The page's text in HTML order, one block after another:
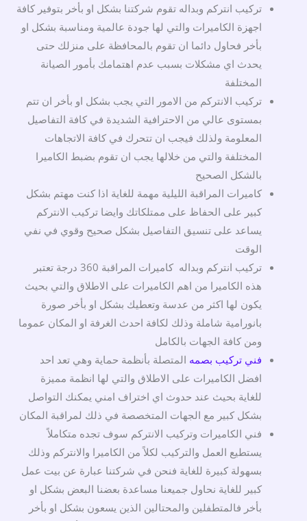
تركيب انتركم وبداله تقوم شركتنا بشكل او بأخر بتوفير كافة
اجهزة الكاميرات والتي لها جودة عالمية ومناسبة بشكل او
بأخر فحاول دائما ان تقوم بالمحافظة على منزلك حتى
يحدث اي مشكلات بسبب عدم اهتمامك بأمور الصيانة
المختلفة
تركيب الانتركم من الامور التي يجب بشكل او بأخر ان تتم
بمستوى عالي من الاحترافية الشديدة في كافة التفاصيل
المعلومة ولذلك فيجب ان تتحرك في كافة الاتجاهات
المختلفة والتي من خلالها يجب ان تقوم بضبط الكاميرا
بالشكل الصحيح
كاميرات المراقبة الليلية مهمة للغاية اذا كنت مهتم بشكل
كبير على الحفاظ على ممتلكاتك وايضا تركيب الانتركم
يساعد على تنسيق التفاصيل بشكل صحيح وقوي في نفي
الوقت
تركيب انتركم وبداله كاميرات المراقبة 360 درجة تعتبر
هذه الكاميرا من اهم الكاميرات على الاطلاق والتي بحيث
يكون لها اكثر من عدسة وتعطيك بشكل او بأخر صورة
بانورامية شاملة وذلك لكافة احدث الغرفة او المكان عموما
ومن كافة الجهات بالكامل
فني تركيب بصمه المتصلة بأنظمة حماية وهي تعد احد
افضل الكاميرات على الاطلاق والتي لها انظمة مميزة
للغاية بحيث عند حدوث اي اختراف امني يمكنك التواصل
بشكل كبير مع الجهات المتخصصة في ذلك لمراقبة المكان
فني الكاميرات وتركيب الانتركم سوف تجده متكاملاً
يستطيع العمل والتركيب لكلاً من الكاميرا والانتركم وذلك
بسهولة كبيرة للغاية فنحن في شركتنا عبارة عن بيت عمل
كبير للغاية نحاول جميعنا مساعدة بعضنا البعض بشكل او
بأخر فالمتطفلين والمحتالين الذين يسعون بشكل او بأخر